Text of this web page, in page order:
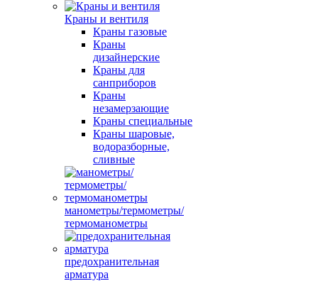
Краны и вентиля
Краны газовые
Краны
дизайнерские
Краны для
санприборов
Краны
незамерзающие
Краны специальные
Краны шаровые,
водоразборные,
сливные
манометры/термометры/
термоманометры
предохранительная
арматура